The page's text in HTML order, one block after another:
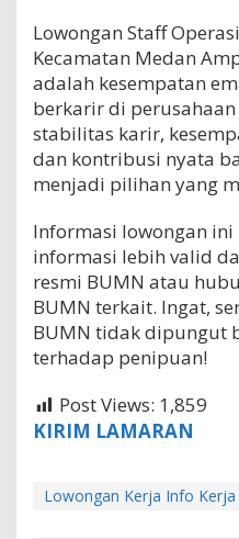
Lowongan Staff
Kecamatan Medan
adalah kesempatan
berkarir di
stabilitas karir,
dan kontribusi nyata
menjadi pilihan yang
Informasi lowongan
informasi lebih valid
resmi BUMN atau
BUMN terkait. Ingat,
BUMN tidak dipungut
terhadap penipuan!
Post Views: 1,859
KIRIM LAMARAN
Lowongan Kerja Info Kerja